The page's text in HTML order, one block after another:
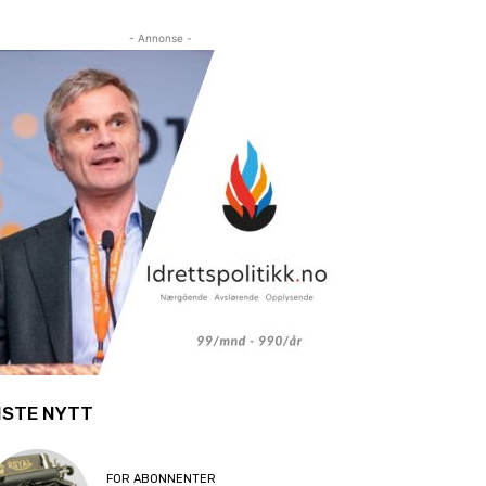
- Annonse -
NYTT
FOR ABONNENTER